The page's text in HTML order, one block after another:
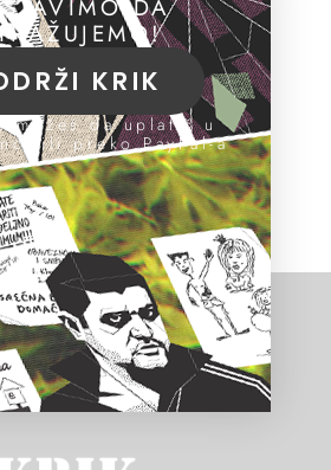
DA
KRIK
možeš da uplatiš u
ili preko PayPal-a